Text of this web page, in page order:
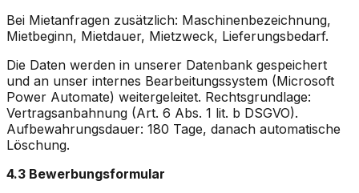
Bei Mietanfragen zusätzlich: Maschinenbezeichnung,
Mietbeginn, Mietdauer, Mietzweck, Lieferungsbedarf.
Die Daten werden in unserer Datenbank gespeichert
und an unser internes Bearbeitungssystem (Microsoft
Power Automate) weitergeleitet. Rechtsgrundlage:
Vertragsanbahnung (Art. 6 Abs. 1 lit. b DSGVO).
Aufbewahrungsdauer: 180 Tage, danach automatische
Löschung.
4.3 Bewerbungsformular